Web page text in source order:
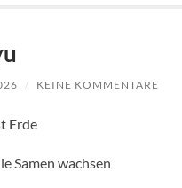
/ KEINE KOMMENTARE
Erde
Samen wachsen